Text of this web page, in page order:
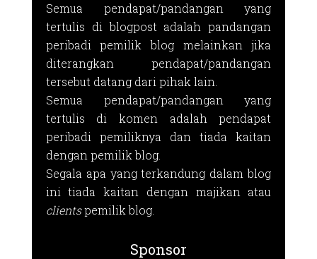
Semua pendapat/pandangan yang
tertulis di blogpost adalah pandangan
peribadi pemilik blog melainkan jika
diterangkan pendapat/pandangan
tersebut datang dari pihak lain.
Semua pendapat/pandangan yang
tertulis di komen adalah pendapat
peribadi pemiliknya dan tiada kaitan
dengan pemilik blog.
Segala apa yang terkandung dalam blog
ini tiada kaitan dengan majikan atau
clientspemilik blog.
Sponsor